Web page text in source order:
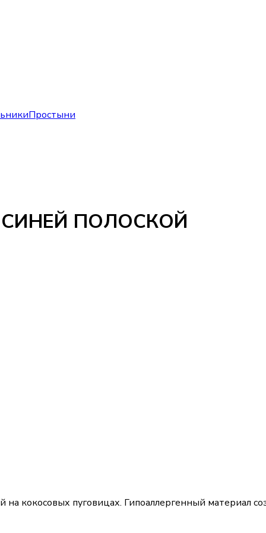
Простыни
ПОЛОСКОЙ
на кокосовых пуговицах. Гипоаллергенный материал